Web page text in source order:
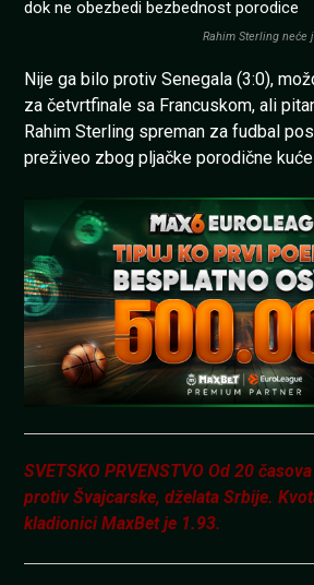
Rahim Sterling neće
Nije ga bilo protiv Senegala (3:0),
za četvrtfinale sa Francuskom, ali
Rahim Sterling spreman za fudbal
preživeo zbog pljačke porodične
SVETSKO PRVENSTVO Od 20
protiv Švajcarske, dželata Srbije.
kladionici MaxBet je 1.93.